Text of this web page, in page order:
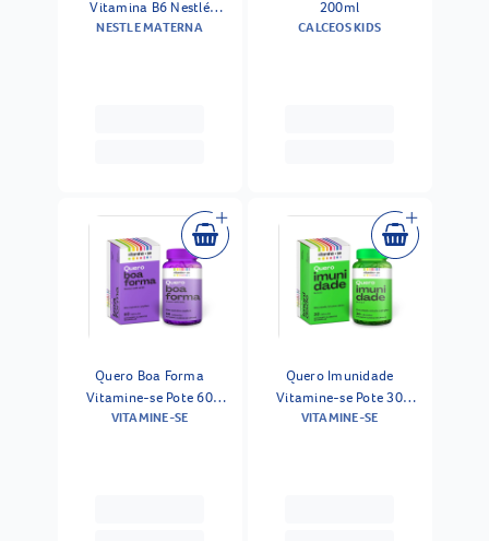
Vitamina B6 Nestlé
Materna Nause 60
NESTLE MATERNA
200ml
CALCEOS KIDS
Quero Boa Forma
Vitamine-se Pote 60
Capsulas
VITAMINE-SE
Quero Imunidade
Vitamine-se Pote 30
Capsulas
VITAMINE-SE